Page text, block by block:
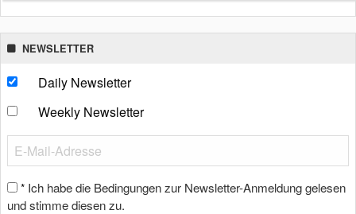
NEWSLETTER
Daily Newsletter
Weekly Newsletter
* Ich habe die Bedingungen zur Newsletter-Anmeldung gelesen
und stimme diesen zu.